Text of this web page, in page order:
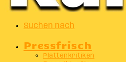
Suchen nach
Pressfrisch
Plattenkritiken